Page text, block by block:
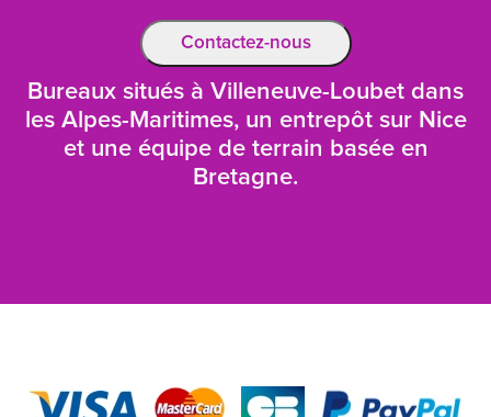
Contactez-nous
Bureaux situés à Villeneuve-Loubet dans
les Alpes-Maritimes, un entrepôt sur Nice
et une équipe de terrain basée en
Bretagne.